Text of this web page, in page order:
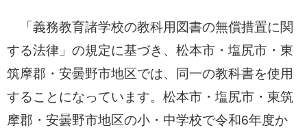
「義務教育諸学校の教科用図書の無償措置に関
する法律」の規定に基づき、松本市・塩尻市・東
筑摩郡・安曇野市地区では、同一の教科書を使用
することになっています。松本市・塩尻市・東筑
摩郡・安曇野市地区の小・中学校で令和6年度か